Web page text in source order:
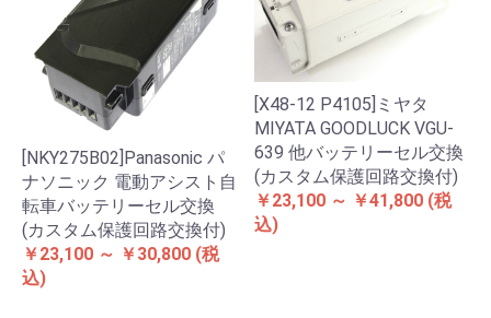
[NKY275B02]Panasonic パ
ナソニック 電動アシスト自
転車バッテリーセル交換
(カスタム保護回路交換付)
￥23,100 ～ ￥30,800 (税
込)
[X48-12 P4105]ミヤタ
MIYATA GOODLUCK VGU-
639 他バッテリーセル交換
(カスタム保護回路交換付)
￥23,100 ～ ￥41,800 (税
込)